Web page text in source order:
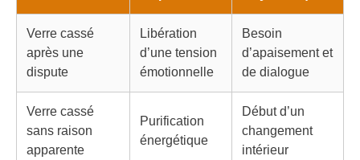
Verre cassé
après une
dispute
Libération
d’une tension
émotionnelle
Besoin
d’apaisement et
de dialogue
Verre cassé
sans raison
apparente
Purification
énergétique
Début d’un
changement
intérieur